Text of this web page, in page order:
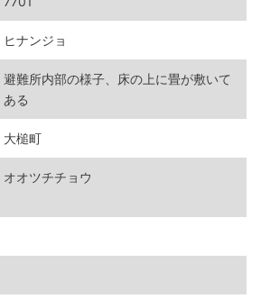
ヒナンジョ
避難所内部の様子、床の上に畳が敷いて
ある
大槌町
オオツチチョウ